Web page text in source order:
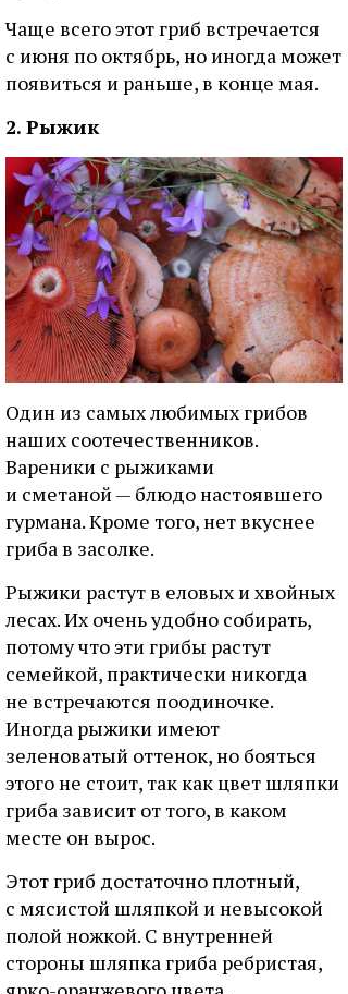
Чаще всего этот гриб встречается
с июня по октябрь, но иногда может
появиться и раньше, в конце мая.
2. Рыжик
Один из самых любимых грибов
наших соотечественников.
Вареники с рыжиками
и сметаной — блюдо настоявшего
гурмана. Кроме того, нет вкуснее
гриба в засолке.
Рыжики растут в еловых и хвойных
лесах. Их очень удобно собирать,
потому что эти грибы растут
семейкой, практически никогда
не встречаются поодиночке.
Иногда рыжики имеют
зеленоватый оттенок, но бояться
этого не стоит, так как цвет шляпки
гриба зависит от того, в каком
месте он вырос.
Этот гриб достаточно плотный,
с мясистой шляпкой и невысокой
полой ножкой. С внутренней
стороны шляпка гриба ребристая,